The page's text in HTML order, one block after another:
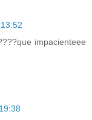
impacienteee